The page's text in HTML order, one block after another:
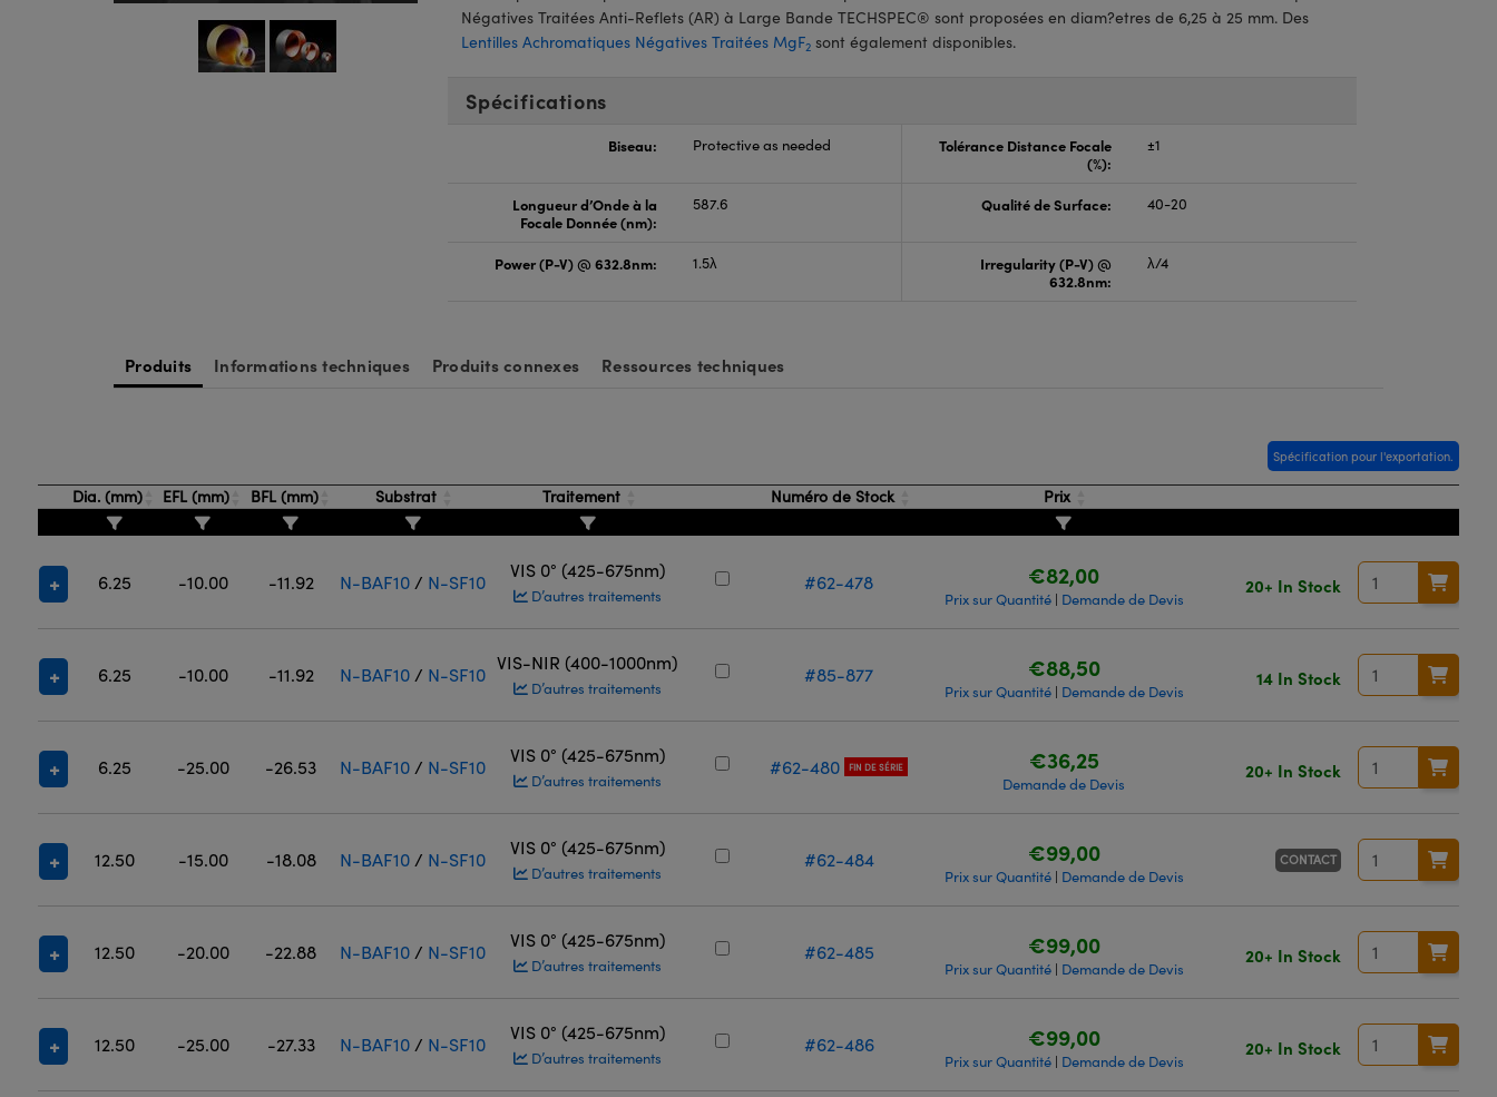
Négatives Traitées Anti-Reflets (AR) à Large Bande TECHSPEC® sont proposées en diam?etres de 6,25 à 25 mm. Des
Lentilles Achromatiques Négatives Traitées MgF2 sont également disponibles.
Spécifications
Biseau: Protective as needed
Tolérance Distance Focale
(%):
±1
Longueur d’Onde à la
Focale Donnée (nm):
587.6 Qualité de Surface: 40-20
Power (P-V) @ 632.8nm: 1.5λ
Irregularity (P-V) @
632.8nm:
λ/4
Produits Informations techniques Produits connexes Ressources techniques
Spécification pour l'exportation.
Dia. (mm) EFL (mm) BFL (mm) Substrat Traitement Numéro de Stock Prix
6.25 -10.00 -11.92 N-BAF10 / N-SF10
VIS 0° (425-675nm)
D’autres traitements
#62-478 €82,00
Prix sur Quantité| Demande de Devis
20+ In Stock
6.25 -10.00 -11.92 N-BAF10 / N-SF10
VIS-NIR (400-1000nm)
D’autres traitements
#85-877 €88,50
Prix sur Quantité| Demande de Devis
14 In Stock
6.25 -25.00 -26.53 N-BAF10 / N-SF10
VIS 0° (425-675nm)
D’autres traitements
#62-480 FIN DE SÉRIE €36,25
Demande de Devis
20+ In Stock
12.50 -15.00 -18.08 N-BAF10 / N-SF10
VIS 0° (425-675nm)
D’autres traitements
#62-484 €99,00
Prix sur Quantité| Demande de Devis
CONTACT
12.50 -20.00 -22.88 N-BAF10 / N-SF10
VIS 0° (425-675nm)
D’autres traitements
#62-485 €99,00
Prix sur Quantité| Demande de Devis
20+ In Stock
12.50 -25.00 -27.33 N-BAF10 / N-SF10
VIS 0° (425-675nm)
D’autres traitements
#62-486 €99,00
Prix sur Quantité| Demande de Devis
20+ In Stock